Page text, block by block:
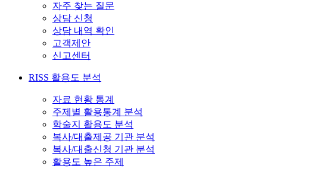
자주 찾는 질문
상담 신청
상담 내역 확인
고객제안
신고센터
RISS 활용도 분석
자료 현황 통계
주제별 활용통계 분석
학술지 활용도 분석
복사/대출제공 기관 분석
복사/대출신청 기관 분석
활용도 높은 주제